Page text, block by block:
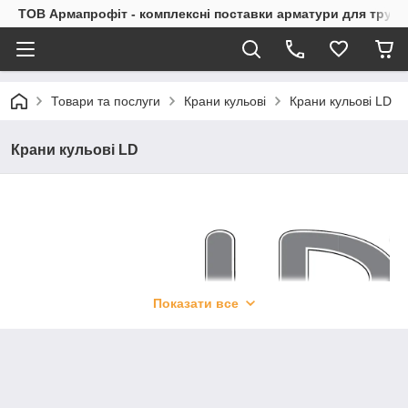
ТОВ Армапрофіт - комплексні поставки арматури для
Товари та послуги Крани кульові Крани кульові LD
Крани кульові LD
Показати все